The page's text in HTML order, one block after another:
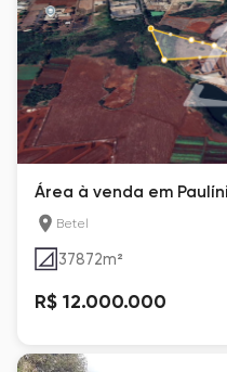
Área à venda em
Betel
37872m²
R$ 12.000.000